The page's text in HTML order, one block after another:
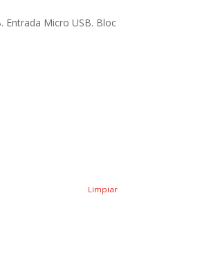
Entrada Micro USB. Bloc
Limpiar